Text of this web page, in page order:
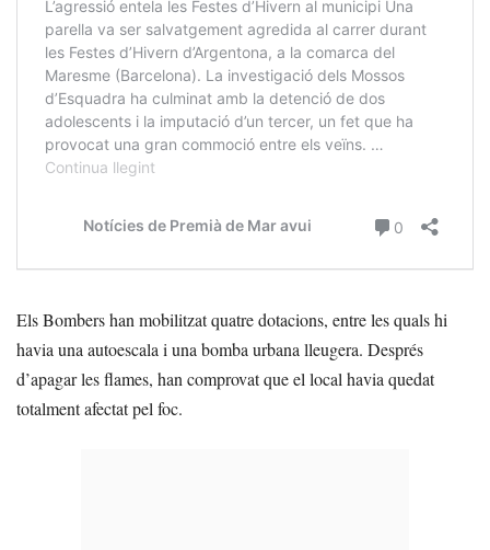
Els Bombers han mobilitzat quatre dotacions, entre les quals hi
havia una autoescala i una bomba urbana lleugera. Després
d’apagar les flames, han comprovat que el local havia quedat
totalment afectat pel foc.